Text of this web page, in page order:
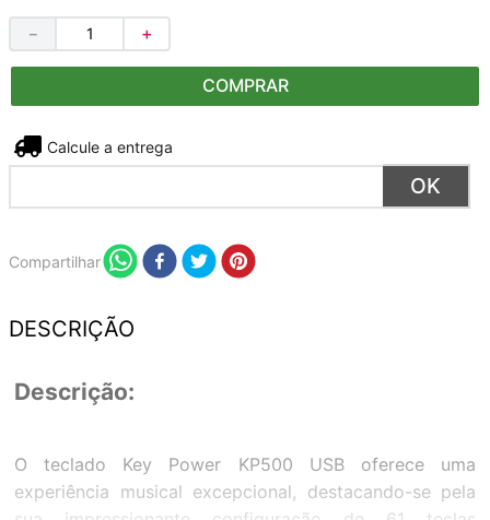
＋
－
COMPRAR
Não sei meu CEP
Compartilhar
DESCRIÇÃO
Descrição:
O teclado Key Power KP500 USB oferece uma
experiência musical excepcional, destacando-se pela